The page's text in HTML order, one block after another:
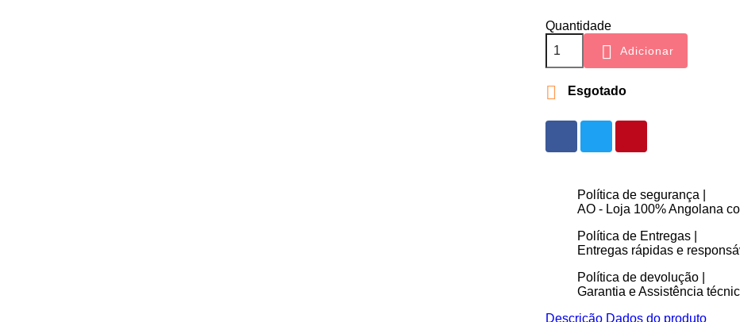
Quantidade
 Adicionar
 Esgotado
Política de segurança |
AO - Loja 100% Angolana
Política de Entregas |
Entregas rápidas e
Política de devolução |
Garantia e Assistência
Descrição Dados do produto